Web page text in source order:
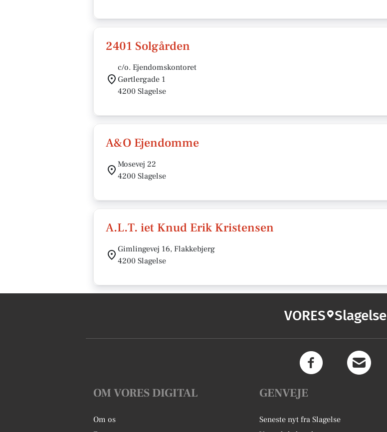
2401 Solgården
c/o. Ejendomskontoret
Gørtlergade 1
4200 Slagelse
A&O Ejendomme
Mosevej 22
4200 Slagelse
A.L.T. iet Knud Erik Kristensen
Gimlingevej 16, Flakkebjerg
4200 Slagelse
VORES Slagelse
OM VORES DIGITAL
Om os
GENVEJE
Seneste nyt fra Slagelse